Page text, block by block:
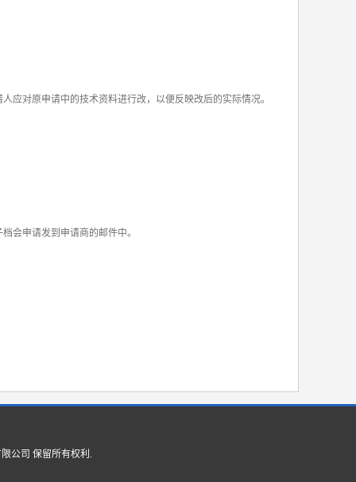
应对原申请中的技术资料进行改，以便反映改后的实际情况。
会申请发到申请商的邮件中。
公司 保留所有权利.